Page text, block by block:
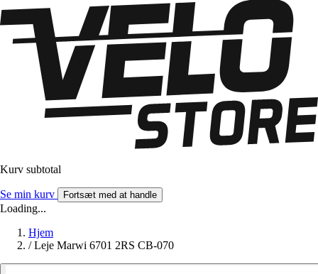
Kurv subtotal
Se min kurv Fortsæt med at handle
Loading...
Hjem
/ Leje Marwi 6701 2RS CB-070